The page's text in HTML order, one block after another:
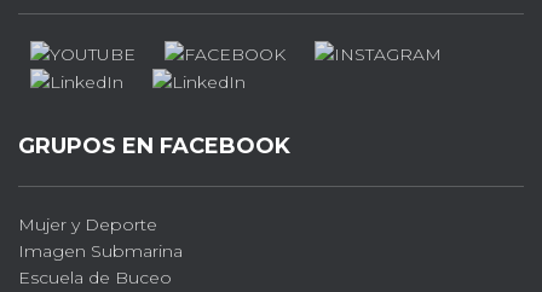
GRUPOS EN FACEBOOK
Mujer y Deporte
Imagen Submarina
Escuela de Buceo